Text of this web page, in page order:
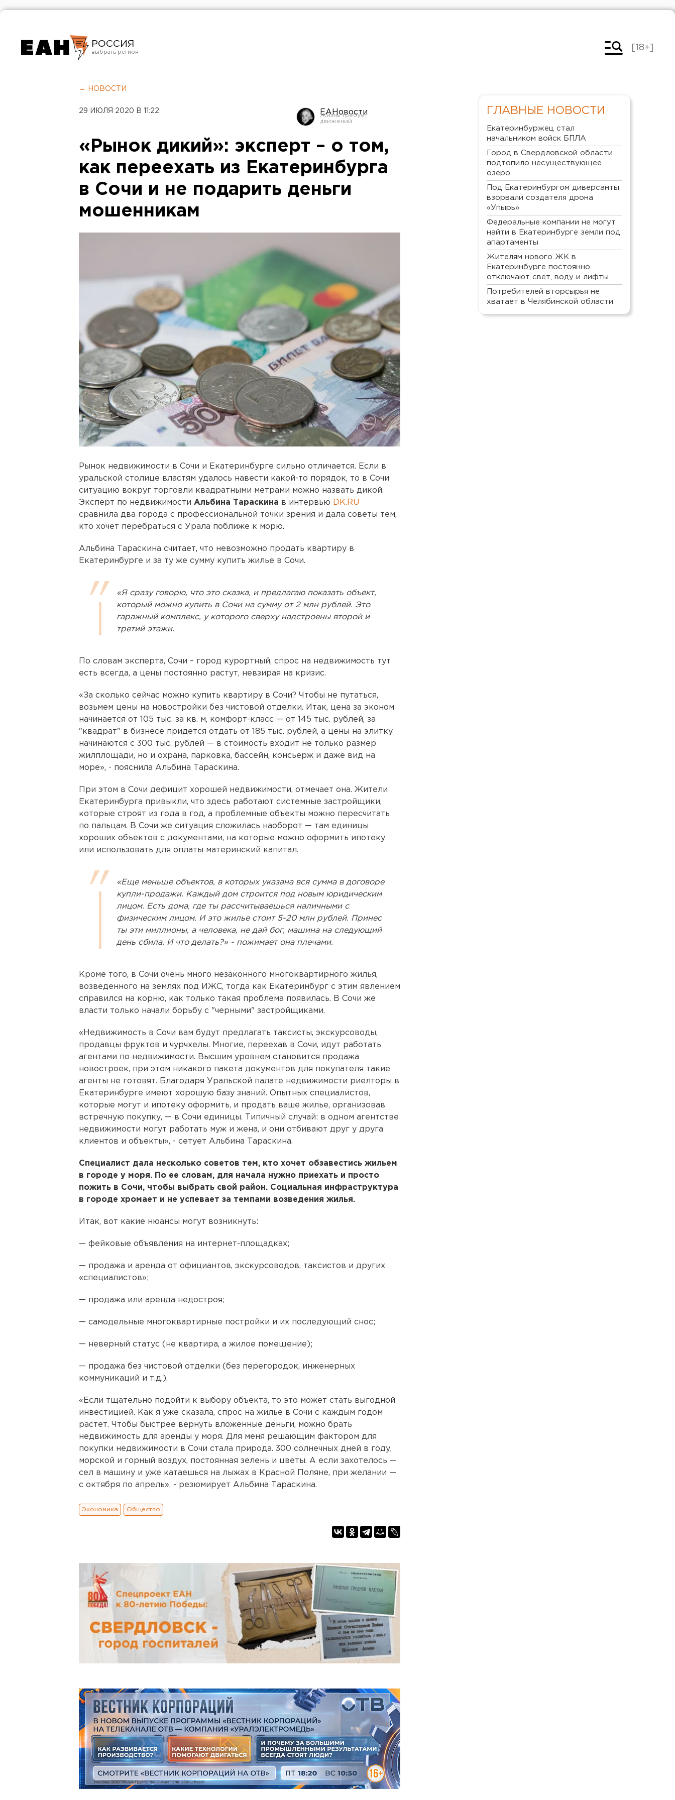
РОССИЯ
Челябинск
[18+]
← НОВОСТИ
29 ИЮЛЯ 2020 В 11:22 ЕАНовости
«Рынок дикий»: эксперт – о том,
как переехать из Екатеринбурга
в Сочи и не подарить деньги
мошенникам
Рынок недвижимости в Сочи и Екатеринбурге сильно отличается. Если в
уральской столице властям удалось навести какой-то порядок, то в Сочи
ситуацию вокруг торговли квадратными метрами можно назвать дикой.
Эксперт по недвижимости Альбина Тараскина в интервью DK.RU
сравнила два города с профессиональной точки зрения и дала советы тем,
кто хочет перебраться с Урала поближе к морю.
Альбина Тараскина считает, что невозможно продать квартиру в
Екатеринбурге и за ту же сумму купить жилье в Сочи.
«Я сразу говорю, что это сказка, и предлагаю показать объект,
который можно купить в Сочи на сумму от 2 млн рублей. Это
гаражный комплекс, у которого сверху надстроены второй и
третий этажи.
По словам эксперта, Сочи – город курортный, спрос на недвижимость тут
есть всегда, а цены постоянно растут, невзирая на кризис.
«За сколько сейчас можно купить квартиру в Сочи? Чтобы не путаться,
возьмем цены на новостройки без чистовой отделки. Итак, цена за эконом
начинается от 105 тыс. за кв. м, комфорт-класс — от 145 тыс. рублей, за
"квадрат" в бизнесе придется отдать от 185 тыс. рублей, а цены на элитку
начинаются с 300 тыс. рублей — в стоимость входит не только размер
жилплощади, но и охрана, парковка, бассейн, консьерж и даже вид на
море», - пояснила Альбина Тараскина.
При этом в Сочи дефицит хорошей недвижимости, отмечает она. Жители
Екатеринбурга привыкли, что здесь работают системные застройщики,
которые строят из года в год, а проблемные объекты можно пересчитать
по пальцам. В Сочи же ситуация сложилась наоборот — там единицы
хороших объектов с документами, на которые можно оформить ипотеку
или использовать для оплаты материнский капитал.
«Еще меньше объектов, в которых указана вся сумма в договоре
купли-продажи. Каждый дом строится под новым юридическим
лицом. Есть дома, где ты рассчитываешься наличными с
физическим лицом. И это жилье стоит 5-20 млн рублей. Принес
ты эти миллионы, а человека, не дай бог, машина на следующий
день сбила. И что делать?» - пожимает она плечами.
Кроме того, в Сочи очень много незаконного многоквартирного жилья,
возведенного на землях под ИЖС, тогда как Екатеринбург с этим явлением
справился на корню, как только такая проблема появилась. В Сочи же
власти только начали борьбу с "черными" застройщиками.
«Недвижимость в Сочи вам будут предлагать таксисты, экскурсоводы,
продавцы фруктов и чурчхелы. Многие, переехав в Сочи, идут работать
агентами по недвижимости. Высшим уровнем становится продажа
новостроек, при этом никакого пакета документов для покупателя такие
агенты не готовят. Благодаря Уральской палате недвижимости риелторы в
Екатеринбурге имеют хорошую базу знаний. Опытных специалистов,
которые могут и ипотеку оформить, и продать ваше жилье, организовав
встречную покупку, — в Сочи единицы. Типичный случай: в одном агентстве
недвижимости могут работать муж и жена, и они отбивают друг у друга
клиентов и объекты», - сетует Альбина Тараскина.
Специалист дала несколько советов тем, кто хочет обзавестись жильем
в городе у моря. По ее словам, для начала нужно приехать и просто
пожить в Сочи, чтобы выбрать свой район. Социальная инфраструктура
в городе хромает и не успевает за темпами возведения жилья.
Итак, вот какие нюансы могут возникнуть:
— фейковые объявления на интернет-площадках;
— продажа и аренда от официантов, экскурсоводов, таксистов и других
«специалистов»;
— продажа или аренда недостроя;
— самодельные многоквартирные постройки и их последующий снос;
— неверный статус (не квартира, а жилое помещение);
— продажа без чистовой отделки (без перегородок, инженерных
коммуникаций и т.д.).
«Если тщательно подойти к выбору объекта, то это может стать выгодной
инвестицией. Как я уже сказала, спрос на жилье в Сочи с каждым годом
растет. Чтобы быстрее вернуть вложенные деньги, можно брать
недвижимость для аренды у моря. Для меня решающим фактором для
покупки недвижимости в Сочи стала природа. 300 солнечных дней в году,
морской и горный воздух, постоянная зелень и цветы. А если захотелось —
сел в машину и уже катаешься на лыжах в Красной Поляне, при желании —
с октября по апрель», - резюмирует Альбина Тараскина.
Экономика Общество
ГЛАВНЫЕ НОВОСТИ
Екатеринбуржец стал
начальником войск БПЛА
Город в Свердловской области
подтопило несуществующее
озеро
Под Екатеринбургом диверсанты
взорвали создателя дрона
«Упырь»
Федеральные компании не могут
найти в Екатеринбурге земли под
апартаменты
Жителям нового ЖК в
Екатеринбурге постоянно
отключают свет, воду и лифты
Потребителей вторсырья не
хватает в Челябинской области